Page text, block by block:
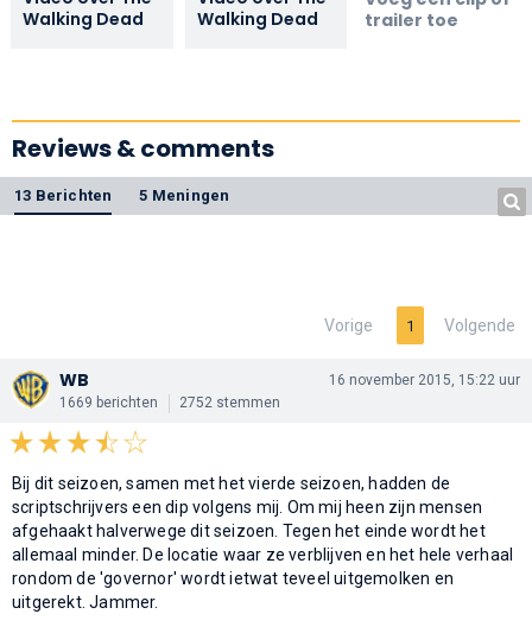
Walking Dead
Walking Dead
trailer toe
Reviews & comments
13 Berichten 5 Meningen
Vorige 1 Volgende
WB
1669 berichten 2752 stemmen
16 november 2015, 15:22 uur
Bij dit seizoen, samen met het vierde seizoen, hadden de
scriptschrijvers een dip volgens mij. Om mij heen zijn mensen
afgehaakt halverwege dit seizoen. Tegen het einde wordt het
allemaal minder. De locatie waar ze verblijven en het hele verhaal
rondom de 'governor' wordt ietwat teveel uitgemolken en
uitgerekt. Jammer.